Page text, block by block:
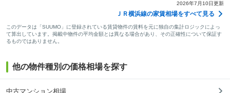
2026年7月10日更新
ＪＲ横浜線の家賃相場をすべて見る
このデータは「SUUMO」に登録されている賃貸物件の賃料を元に独自の集計ロジックによっ
て算出しています。掲載中物件の平均金額とは異なる場合があり、その正確性について保証す
るものではありません。
他の物件種別の価格相場を探す
中古マンション相場